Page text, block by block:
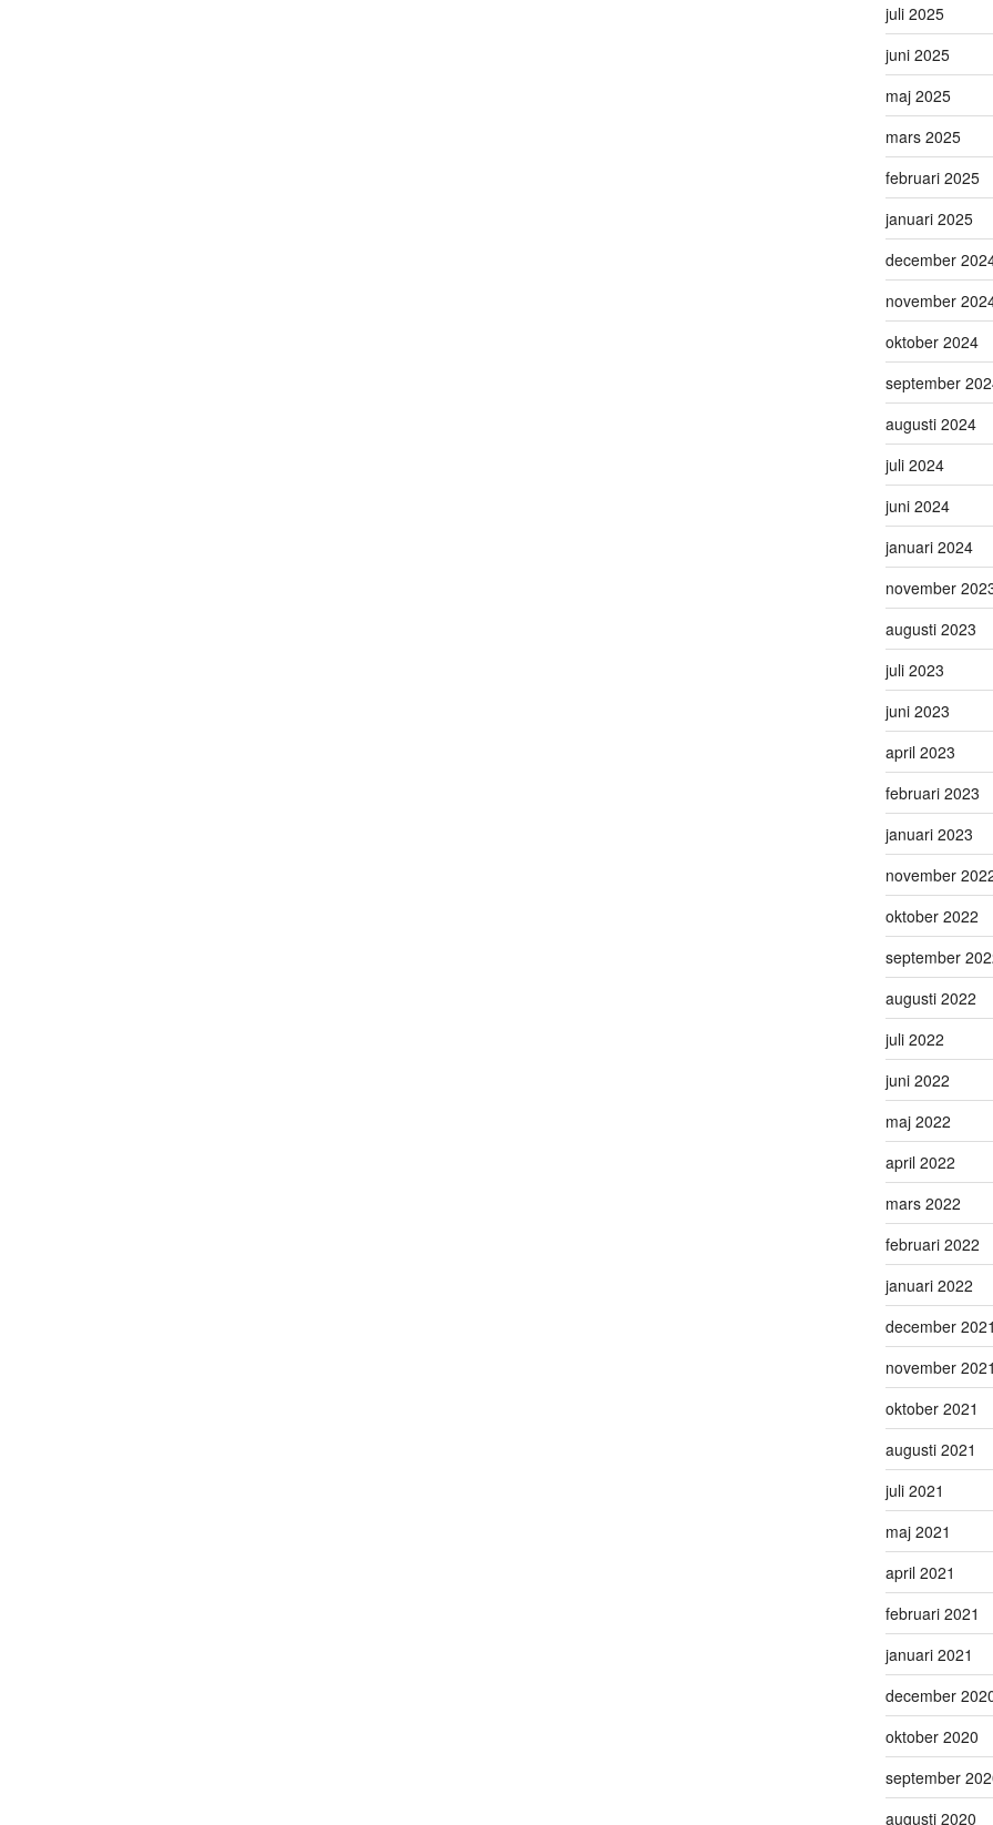
juli 2025
juni 2025
maj 2025
mars 2025
februari 2025
januari 2025
december
november
oktober 2024
september
augusti 2024
juli 2024
juni 2024
januari 2024
november
augusti 2023
juli 2023
juni 2023
april 2023
februari 2023
januari 2023
november
oktober 2022
september
augusti 2022
juli 2022
juni 2022
maj 2022
april 2022
mars 2022
februari 2022
januari 2022
december
november
oktober 2021
augusti 2021
juli 2021
maj 2021
april 2021
februari 2021
januari 2021
december
oktober 2020
september
augusti 2020